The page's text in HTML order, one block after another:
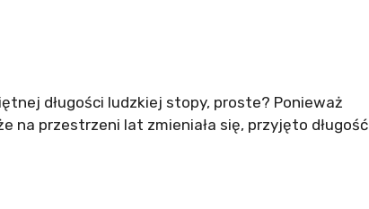
długości ludzkiej stopy, proste? Ponieważ
na przestrzeni lat zmieniała się, przyjęto długość